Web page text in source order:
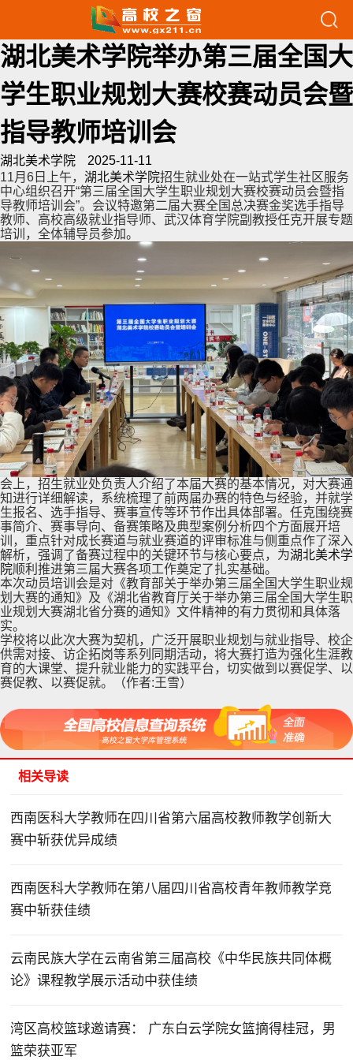
高校动态>> 正文 关注高校之窗
湖北美术学院举办第三届全国大
学生职业规划大赛校赛动员会暨
指导教师培训会
湖北美术学院
2025-11-11
11月6日上午， 湖北美术学院招生就业处在一站式学生社区服务
中心组织召开“第三届全国大学生职业规划大赛校赛动员会暨指
导教师培训会”。会议特邀第二届大赛全国总决赛金奖选手指导
教师、高校高级就业指导师、武汉体育学院副教授任克开展专题
培训，全体辅导员参加。
会上，招生就业处负责人介绍了本届大赛的基本情况，对大赛通
知进行详细解读，系统梳理了前两届办赛的特色与经验，并就学
生报名、选手指导、赛事宣传等环节作出具体部署。任克围绕赛
事简介、赛事导向、备赛策略及典型案例分析四个方面展开培
训，重点针对成长赛道与就业赛道的评审标准与侧重点作了深入
解析，强调了备赛过程中的关键环节与核心要点，为湖北美术学
院顺利推进第三届大赛各项工作奠定了扎实基础。
本次动员培训会是对《教育部关于举办第三届全国大学生职业规
划大赛的通知》及《湖北省教育厅关于举办第三届全国大学生职
业规划大赛湖北省分赛的通知》文件精神的有力贯彻和具体落
实。
学校将以此次大赛为契机，广泛开展职业规划与就业指导、校企
供需对接、访企拓岗等系列同期活动，将大赛打造为强化生涯教
育的大课堂、提升就业能力的实践平台，切实做到以赛促学、以
赛促教、以赛促就。（作者:王雪）
相关导读
西南医科大学教师在四川省第六届高校教师教学创新大
赛中斩获优异成绩
西南医科大学教师在第八届四川省高校青年教师教学竞
赛中斩获佳绩
云南民族大学在云南省第三届高校《中华民族共同体概
论》课程教学展示活动中获佳绩
湾区高校篮球邀请赛： 广东白云学院女篮摘得桂冠，男
篮荣获亚军